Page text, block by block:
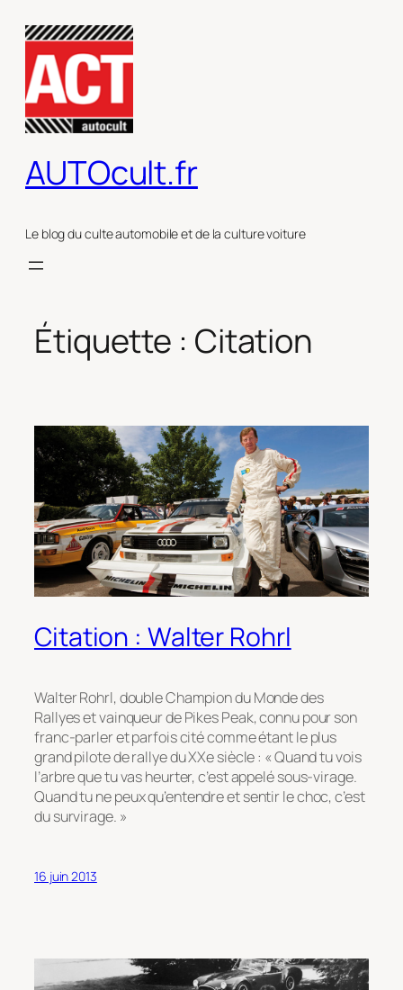
contenu
AUTOcult.fr
Le blog du culte automobile et de la culture voiture
Étiquette : Citation
Citation : Walter Rohrl
Walter Rohrl, double Champion du Monde des
Rallyes et vainqueur de Pikes Peak, connu pour son
franc-parler et parfois cité comme étant le plus
grand pilote de rallye du XXe siècle : « Quand tu vois
l’arbre que tu vas heurter, c’est appelé sous-virage.
Quand tu ne peux qu’entendre et sentir le choc, c’est
du survirage. »
16 juin 2013